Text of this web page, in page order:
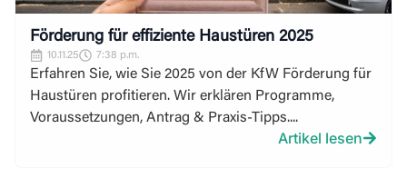
Förderung für effiziente Haustüren 2025
10.11.25 7:38 p.m.
Erfahren Sie, wie Sie 2025 von der KfW Förderung für
Haustüren profitieren. Wir erklären Programme,
Voraussetzungen, Antrag & Praxis-Tipps....
Artikel lesen